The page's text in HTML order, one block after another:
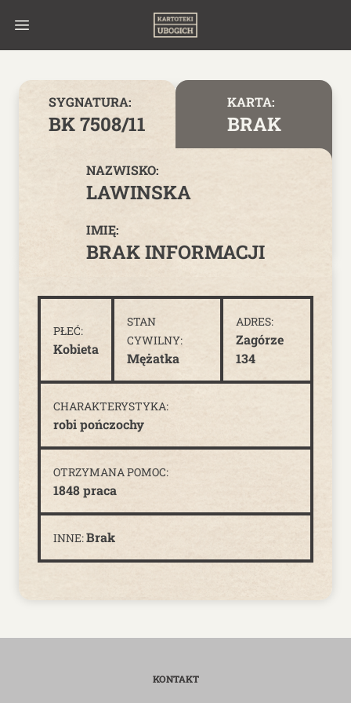
SYGNATURA:
BK 7508/11
KARTA:
BRAK
NAZWISKO:
LAWINSKA
IMIĘ:
BRAK INFORMACJI
PŁEĆ:
Kobieta
STAN
CYWILNY:
Mężatka
ADRES:
Zagórze
134
CHARAKTERYSTYKA:
robi pończochy
OTRZYMANA POMOC:
1848 praca
INNE:Brak
KONTAKT